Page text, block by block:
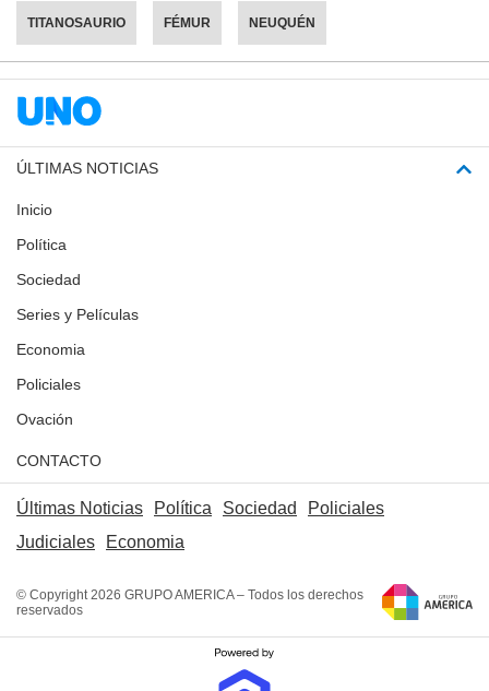
TITANOSAURIO FÉMUR NEUQUÉN
ÚLTIMAS NOTICIAS
Inicio
Política
Sociedad
Series y Películas
Economia
Policiales
Ovación
CONTACTO
Últimas Noticias Política Sociedad
Policiales
Judiciales
Economia
© Copyright 2026 GRUPO AMERICA – Todos los derechos
reservados